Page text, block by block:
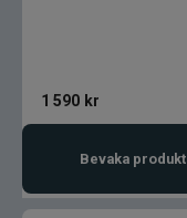
Fox Rage
1 590 kr
Bevaka produkt